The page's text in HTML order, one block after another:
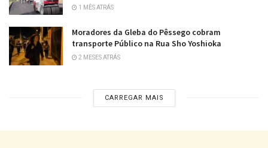
1 MÊS ATRÁS
Moradores da Gleba do Pêssego cobram
transporte Público na Rua Sho Yoshioka
2 MESES ATRÁS
CARREGAR MAIS